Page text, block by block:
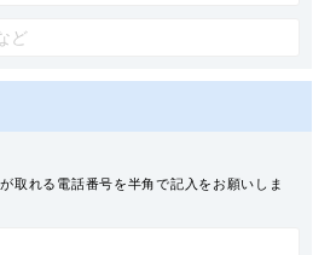
取れる電話番号を半角で記入をお願いしま